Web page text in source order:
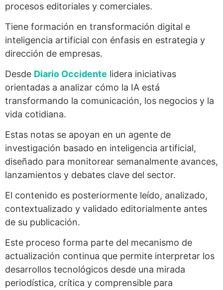
procesos editoriales y comerciales.
Tiene formación en transformación digital e
inteligencia artificial con énfasis en estrategia y
dirección de empresas.
Desde Diario Occidente lidera iniciativas
orientadas a analizar cómo la IA está
transformando la comunicación, los negocios y la
vida cotidiana.
Estas notas se apoyan en un agente de
investigación basado en inteligencia artificial,
diseñado para monitorear semanalmente avances,
lanzamientos y debates clave del sector.
El contenido es posteriormente leído, analizado,
contextualizado y validado editorialmente antes
de su publicación.
Este proceso forma parte del mecanismo de
actualización continua que permite interpretar los
desarrollos tecnológicos desde una mirada
periodística, crítica y comprensible para